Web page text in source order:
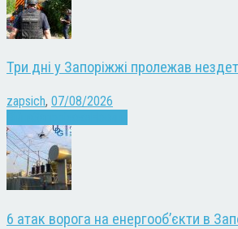
Три дні у Запоріжжі пролежав
zapsich, 07/08/2026
6 атак ворога на енергооб’єкти в